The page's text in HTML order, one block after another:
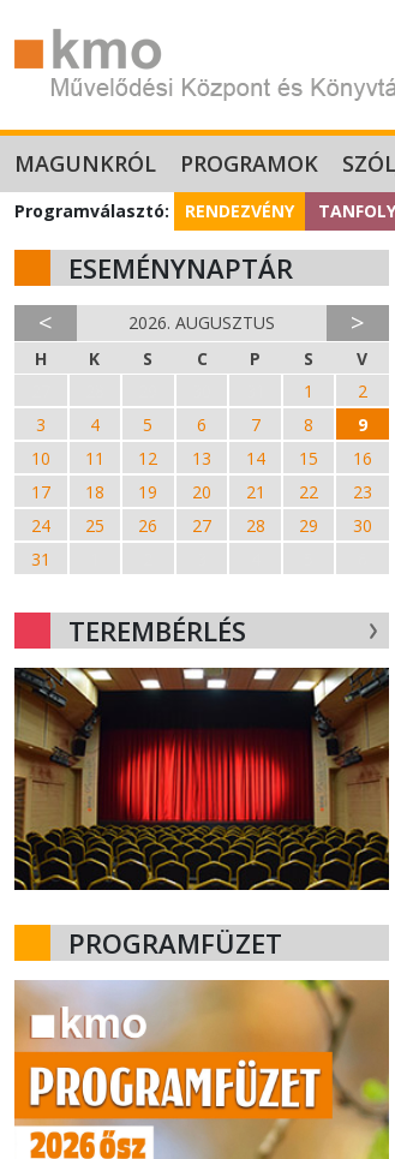
MAGUNKRÓL PROGRAMOK
Programválasztó: RENDEZVÉNY
ESEMÉNYNAPTÁR
< 2026. AUGUSZTUS >
H K S C P S
V
1
2
3
4 5 6 7 8
9
10
11 12 13 14 15
16
17
18 19 20 21 22
23
24
25 26 27 28 29
30
31
TEREMBÉRLÉS
PROGRAMFÜZET